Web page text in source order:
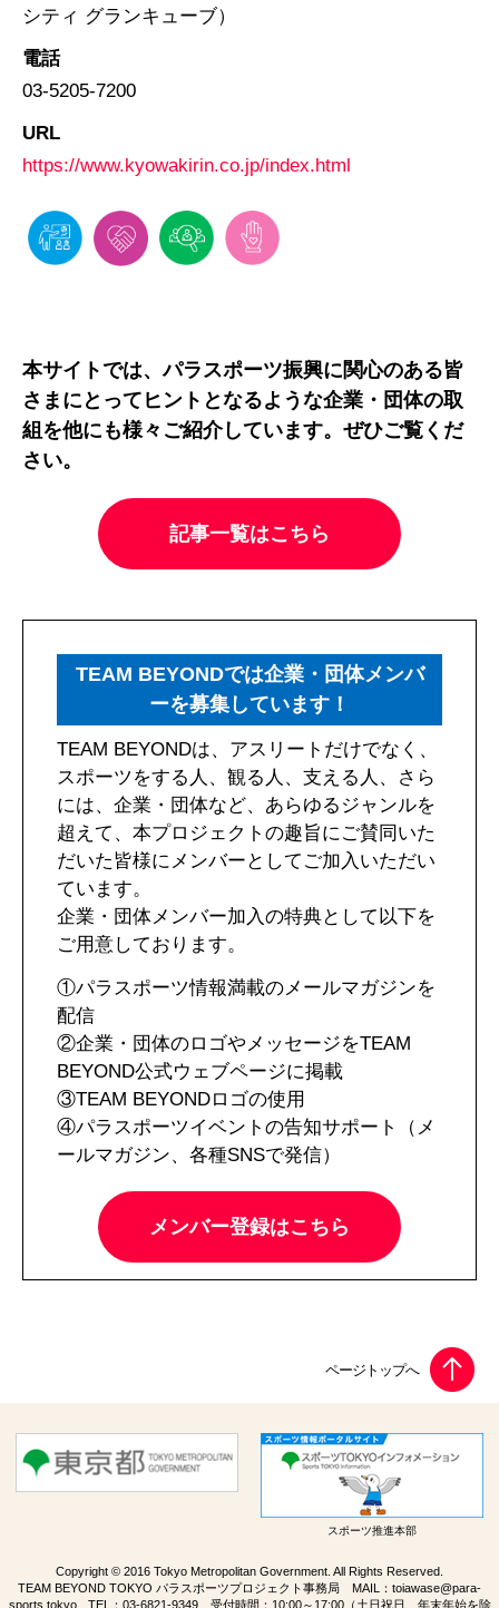
シティ グランキューブ）
電話
03-5205-7200
URL
https://www.kyowakirin.co.jp/index.html
本サイトでは、パラスポーツ振興に関心のある皆
さまにとってヒントとなるような企業・団体の取
組を他にも様々ご紹介しています。ぜひご覧くだ
さい。
記事一覧はこちら
TEAM BEYONDでは企業・団体メンバ
ーを募集しています！
TEAM BEYONDは、アスリートだけでなく、
スポーツをする人、観る人、支える人、さら
には、企業・団体など、あらゆるジャンルを
超えて、本プロジェクトの趣旨にご賛同いた
だいた皆様にメンバーとしてご加入いただい
ています。
企業・団体メンバー加入の特典として以下を
ご用意しております。
①パラスポーツ情報満載のメールマガジンを
配信
②企業・団体のロゴやメッセージをTEAM
BEYOND公式ウェブページに掲載
③TEAM BEYONDロゴの使用
④パラスポーツイベントの告知サポート（メ
ールマガジン、各種SNSで発信）
メンバー登録はこちら
スポーツ推進本部
Copyright © 2016 Tokyo Metropolitan Government. All Rights Reserved.
TEAM BEYOND TOKYO パラスポーツプロジェクト事務局 MAIL： toiawase@para-
sports.tokyoTEL： 03-6821-9349受付時間：10:00～17:00（土日祝日、年末年始を除